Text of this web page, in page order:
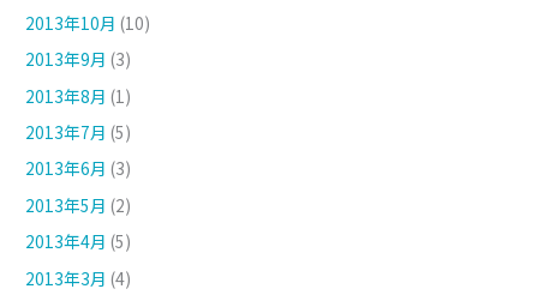
2013年10月 (10)
2013年9月 (3)
2013年8月 (1)
2013年7月 (5)
2013年6月 (3)
2013年5月 (2)
2013年4月 (5)
2013年3月 (4)